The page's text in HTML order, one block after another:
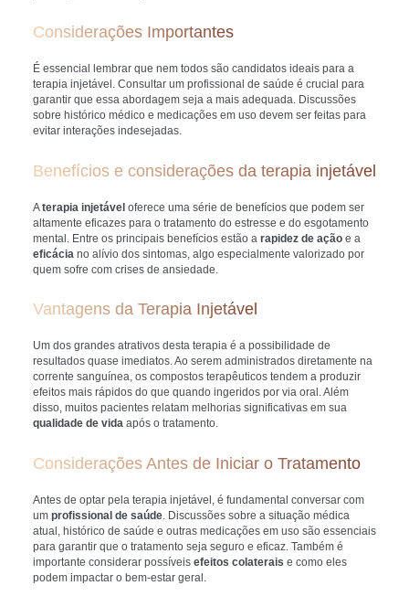
Considerações Importantes
É essencial lembrar que nem todos são candidatos ideais para a
terapia injetável. Consultar um profissional de saúde é crucial para
garantir que essa abordagem seja a mais adequada. Discussões
sobre histórico médico e medicações em uso devem ser feitas para
evitar interações indesejadas.
Benefícios e considerações da terapia injetável
Aterapia injetável oferece uma série de benefícios que podem ser
altamente eficazes para o tratamento do estresse e do esgotamento
mental. Entre os principais benefícios estão a rapidez de ação e a
eficácia no alívio dos sintomas, algo especialmente valorizado por
quem sofre com crises de ansiedade.
Vantagens da Terapia Injetável
Um dos grandes atrativos desta terapia é a possibilidade de
resultados quase imediatos. Ao serem administrados diretamente na
corrente sanguínea, os compostos terapêuticos tendem a produzir
efeitos mais rápidos do que quando ingeridos por via oral. Além
disso, muitos pacientes relatam melhorias significativas em sua
qualidade de vida após o tratamento.
Considerações Antes de Iniciar o Tratamento
Antes de optar pela terapia injetável, é fundamental conversar com
um profissional de saúde . Discussões sobre a situação médica
atual, histórico de saúde e outras medicações em uso são essenciais
para garantir que o tratamento seja seguro e eficaz. Também é
importante considerar possíveis efeitos colaterais e como eles
podem impactar o bem-estar geral.